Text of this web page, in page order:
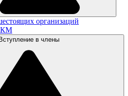
организаций
Вступление в члены